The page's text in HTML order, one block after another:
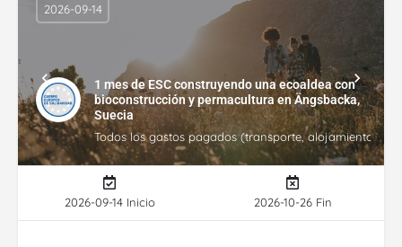
1 mes de ESC construyendo una ecoaldea con
bioconstrucción y permacultura en Ängsbacka,
Suecia
Todos los gastos pagados (transporte, alojamiento,
2026-09-14
2026-09-14 Inicio 2026-10-26 Fin